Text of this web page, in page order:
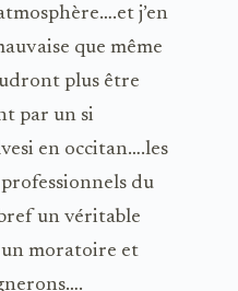
j’en
que même
plus être
par un si
en occitan….les
du
un véritable
moratoire et